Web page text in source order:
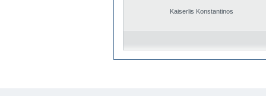
Kaiserlis Konstantinos